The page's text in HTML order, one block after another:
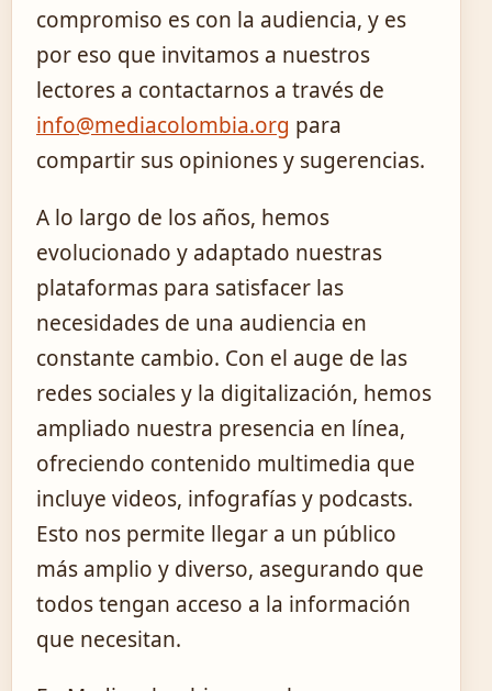
compromiso es con la audiencia, y es
por eso que invitamos a nuestros
lectores a contactarnos a través de
info@mediacolombia.org para
compartir sus opiniones y sugerencias.
A lo largo de los años, hemos
evolucionado y adaptado nuestras
plataformas para satisfacer las
necesidades de una audiencia en
constante cambio. Con el auge de las
redes sociales y la digitalización, hemos
ampliado nuestra presencia en línea,
ofreciendo contenido multimedia que
incluye videos, infografías y podcasts.
Esto nos permite llegar a un público
más amplio y diverso, asegurando que
todos tengan acceso a la información
que necesitan.